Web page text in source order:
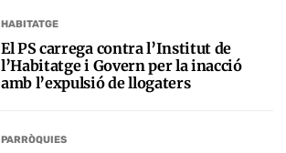
HABITATGE
El PS carrega contra l’Institut de
l’Habitatge i Govern per la inacció
amb l’expulsió de llogaters
PARRÒQUIES